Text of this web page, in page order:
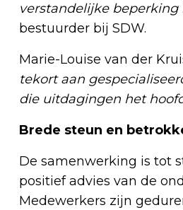
verstandelijke
bestuurder bij SDW.
Marie-Louise van der
tekort aan
die uitdagingen het
Brede steun en
De samenwerking is tot
positief advies van de
Medewerkers zijn